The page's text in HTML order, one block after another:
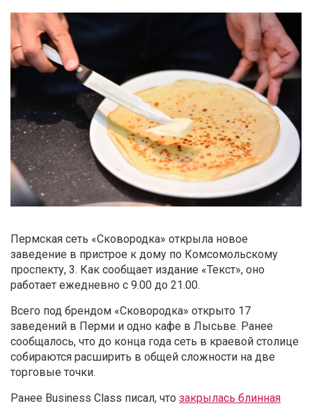
Пермская сеть «Сковородка» открыла новое
заведение в пристрое к дому по Комсомольскому
проспекту, 3. Как сообщает издание «Текст», оно
работает ежедневно с 9.00 до 21.00.
Всего под брендом «Сковородка» открыто 17
заведений в Перми и одно кафе в Лысьве. Ранее
сообщалось, что до конца года сеть в краевой столице
собираются расширить в общей сложности на две
торговые точки.
Ранее Business Class писал, что закрылась блинная